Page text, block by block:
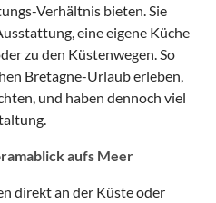
Verhältnis bieten. Sie
eine eigene Küche
zu den Küstenwegen. So
Bretagne-Urlaub erleben,
und haben dennoch viel
aufs Meer
direkt an der Küste oder